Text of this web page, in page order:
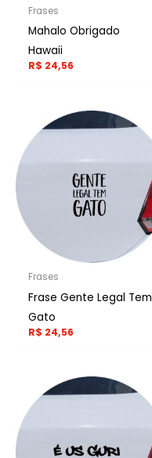
Frases
Mahalo Obrigado
Hawaii
R$ 24,56
Frases
Frase Gente Legal Tem
Gato
R$ 24,56